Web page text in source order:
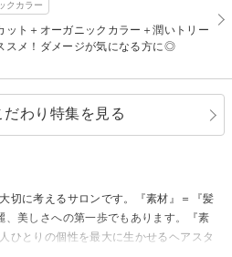
クカラー
ット＋オーガニックカラー＋潤いトリー
スメ！ダメージが気になる方に◎
だわり特集を見る
切に考えるサロンです。『素材』＝『髪
美しさへの第一歩でもあります。『素
ひとりの個性を最大に生かせるヘアスタ